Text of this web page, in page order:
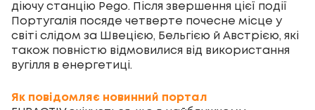
діючу станцію Pego. Після звершення цієї події
Португалія посяде четверте почесне місце у
світі слідом за Швецією, Бельгією й Австрією, які
також повністю відмовилися від використання
вугілля в енергетиці.
Як повідомляє новинний портал